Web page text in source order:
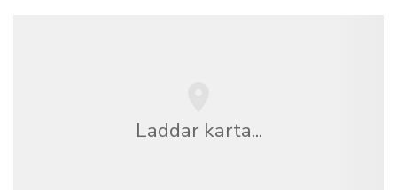
Laddar karta...